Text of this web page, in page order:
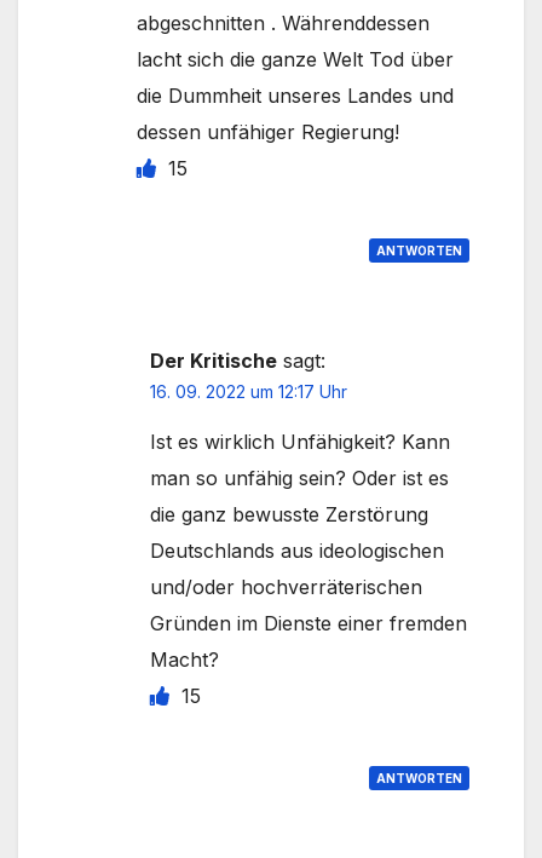
abgeschnitten . Währenddessen
lacht sich die ganze Welt Tod über
die Dummheit unseres Landes und
dessen unfähiger Regierung!
15
ANTWORTEN
Der Kritische sagt:
16. 09. 2022 um 12:17 Uhr
Ist es wirklich Unfähigkeit? Kann
man so unfähig sein? Oder ist es
die ganz bewusste Zerstörung
Deutschlands aus ideologischen
und/oder hochverräterischen
Gründen im Dienste einer fremden
Macht?
15
ANTWORTEN